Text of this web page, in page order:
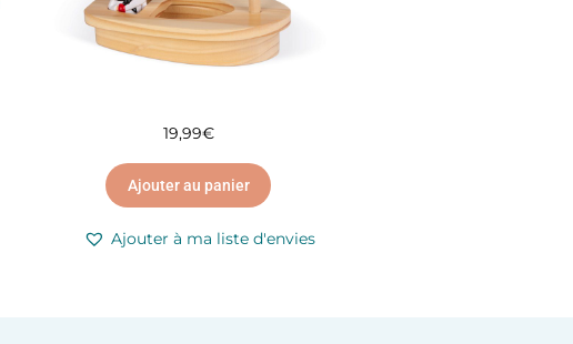
19,99€
Ajouter au panier
Ajouter à ma liste d'envies